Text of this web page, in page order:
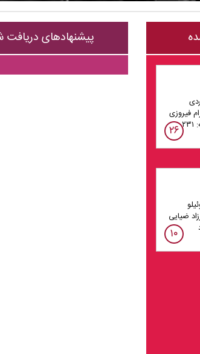
فیروزی
۲۶
ضیایی
۱۰
پیشنهادهای دریافت